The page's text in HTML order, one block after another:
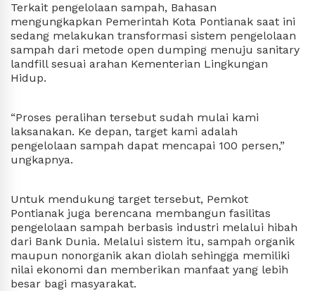
Terkait pengelolaan sampah, Bahasan
mengungkapkan Pemerintah Kota Pontianak saat ini
sedang melakukan transformasi sistem pengelolaan
sampah dari metode open dumping menuju sanitary
landfill sesuai arahan Kementerian Lingkungan
Hidup.
“Proses peralihan tersebut sudah mulai kami
laksanakan. Ke depan, target kami adalah
pengelolaan sampah dapat mencapai 100 persen,”
ungkapnya.
Untuk mendukung target tersebut, Pemkot
Pontianak juga berencana membangun fasilitas
pengelolaan sampah berbasis industri melalui hibah
dari Bank Dunia. Melalui sistem itu, sampah organik
maupun nonorganik akan diolah sehingga memiliki
nilai ekonomi dan memberikan manfaat yang lebih
besar bagi masyarakat.